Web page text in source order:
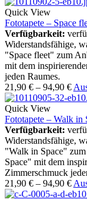
Quick View
Fototapete – Space
Verfügbarkeit:
Widerstandsfähige,
"Space fleet" zum
mit dem
jeden Raumes.
21,90 € – 94,90 €
Quick View
Fototapete – Walk in
Verfügbarkeit:
Widerstandsfähige,
"Walk in Space"
Space" mit dem
Zimmerschmuck
21,90 € – 94,90 €